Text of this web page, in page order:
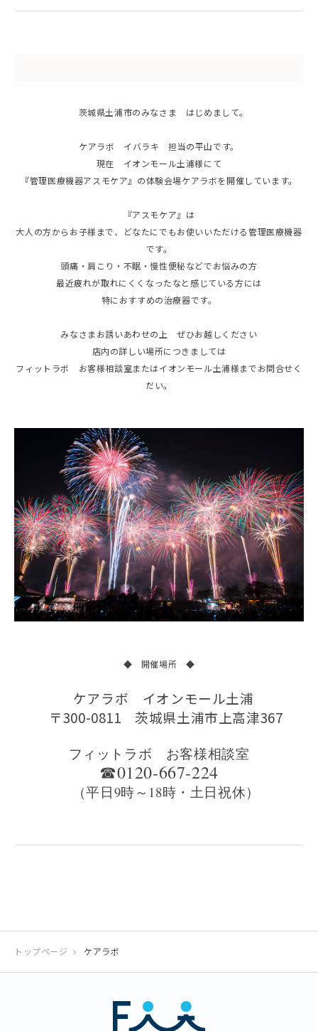
茨城県土浦市のみなさま はじめまして。
ケアラボ イバラキ 担当の平山です。
現在 イオンモール土浦様にて
『管理医療機器アスモケア』の体験会場ケアラボを開催しています。
『アスモケア』は
大人の方からお子様まで、どなたにでもお使いいただける管理医療機器
です。
頭痛・肩こり・不眠・慢性便秘などでお悩みの方
最近疲れが取れにくくなったなと感じている方には
特におすすめの治療器です。
みなさまお誘いあわせの上 ぜひお越しください
店内の詳しい場所につきましては
フィットラボ お客様相談室またはイオンモール土浦様までお問合せく
だい。
◆ 開催場所 ◆
ケアラボ イオンモール土浦
〒300-0811 茨城県土浦市上高津367
フィットラボ お客様相談室
☎0120-667-224
（平日9時～18時・土日祝休）
トップページ ケアラボ